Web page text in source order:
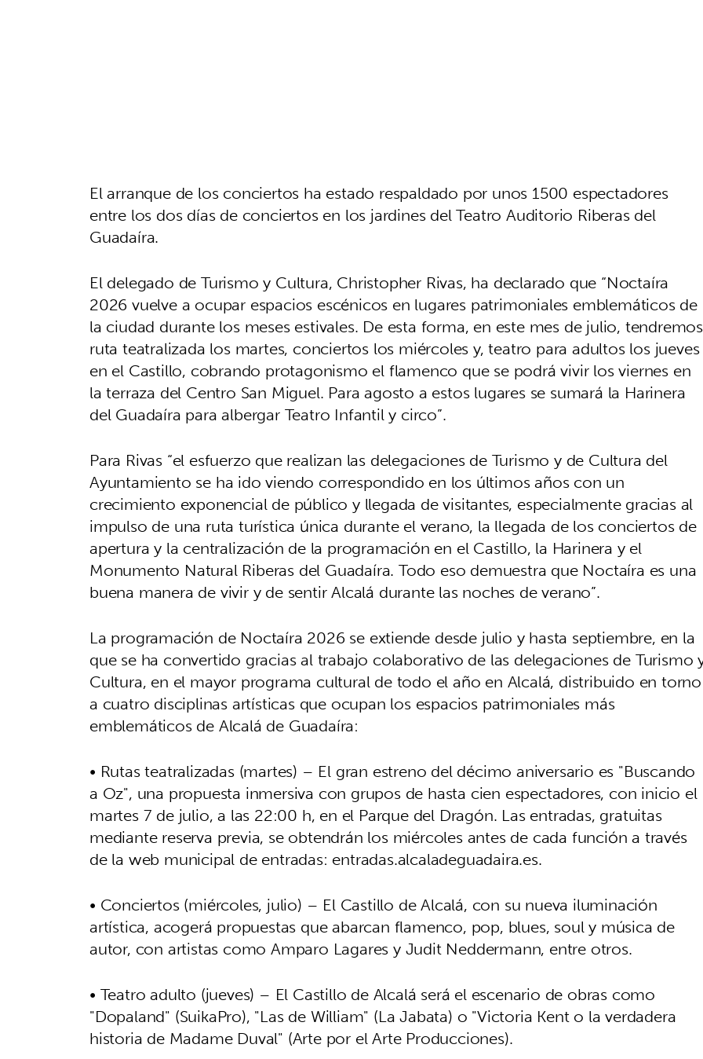
El arranque de los conciertos ha estado respaldado por unos 1500 espectadores
entre los dos días de conciertos en los jardines del Teatro Auditorio Riberas del
Guadaíra.
El delegado de Turismo y Cultura, Christopher Rivas, ha declarado que “Noctaíra
2026 vuelve a ocupar espacios escénicos en lugares patrimoniales emblemáticos de
la ciudad durante los meses estivales. De esta forma, en este mes de julio, tendremos
ruta teatralizada los martes, conciertos los miércoles y, teatro para adultos los jueves
en el Castillo, cobrando protagonismo el flamenco que se podrá vivir los viernes en
la terraza del Centro San Miguel. Para agosto a estos lugares se sumará la Harinera
del Guadaíra para albergar Teatro Infantil y circo”.
Para Rivas “el esfuerzo que realizan las delegaciones de Turismo y de Cultura del
Ayuntamiento se ha ido viendo correspondido en los últimos años con un
crecimiento exponencial de público y llegada de visitantes, especialmente gracias al
impulso de una ruta turística única durante el verano, la llegada de los conciertos de
apertura y la centralización de la programación en el Castillo, la Harinera y el
Monumento Natural Riberas del Guadaíra. Todo eso demuestra que Noctaíra es una
buena manera de vivir y de sentir Alcalá durante las noches de verano”.
La programación de Noctaíra 2026 se extiende desde julio y hasta septiembre, en la
que se ha convertido gracias al trabajo colaborativo de las delegaciones de Turismo
Cultura, en el mayor programa cultural de todo el año en Alcalá, distribuido en torno
a cuatro disciplinas artísticas que ocupan los espacios patrimoniales más
emblemáticos de Alcalá de Guadaíra:
• Rutas teatralizadas (martes) – El gran estreno del décimo aniversario es "Buscando
a Oz", una propuesta inmersiva con grupos de hasta cien espectadores, con inicio el
martes 7 de julio, a las 22:00 h, en el Parque del Dragón. Las entradas, gratuitas
mediante reserva previa, se obtendrán los miércoles antes de cada función a través
de la web municipal de entradas: entradas.alcaladeguadaira.es.
• Conciertos (miércoles, julio) – El Castillo de Alcalá, con su nueva iluminación
artística, acogerá propuestas que abarcan flamenco, pop, blues, soul y música de
autor, con artistas como Amparo Lagares y Judit Neddermann, entre otros.
• Teatro adulto (jueves) – El Castillo de Alcalá será el escenario de obras como
"Dopaland" (SuikaPro), "Las de William" (La Jabata) o "Victoria Kent o la verdadera
historia de Madame Duval" (Arte por el Arte Producciones).